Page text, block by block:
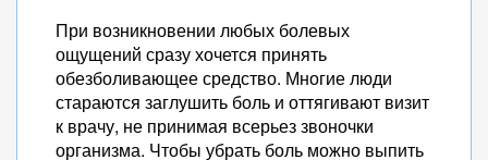
При возникновении любых болевых
ощущений сразу хочется принять
обезболивающее средство. Многие люди
стараются заглушить боль и оттягивают визит
к врачу, не принимая всерьез звоночки
организма. Чтобы убрать боль можно выпить